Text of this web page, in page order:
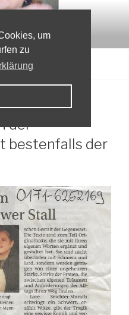
um
zu
der
bestenfalls der